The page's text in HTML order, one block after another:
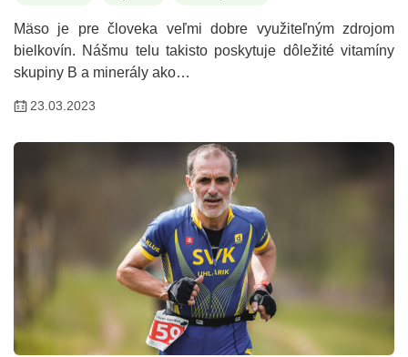
Mäso je pre človeka veľmi dobre využiteľným zdrojom
bielkovín. Nášmu telu takisto poskytuje dôležité vitamíny
skupiny B a minerály ako…
23.03.2023